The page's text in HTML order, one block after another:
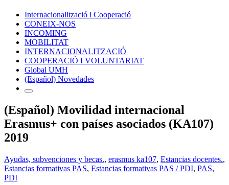
Internacionalització i Cooperació
CONEIX-NOS
INCOMING
MOBILITAT
INTERNACIONALITZACIÓ
COOPERACIÓ I VOLUNTARIAT
Global UMH
(Español) Novedades
(Español) Movilidad internacional
Erasmus+ con países asociados (KA107)
2019
Ayudas, subvenciones y becas., erasmus ka107, Estancias docentes.,
Estancias formativas PAS, Estancias formativas PAS / PDI, PAS,
PDI